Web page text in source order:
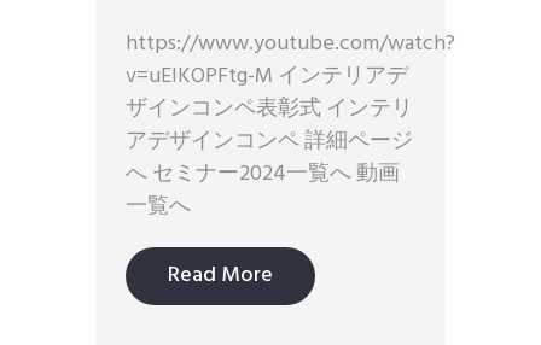
https://www.youtube.com/watch?
v=uEIKOPFtg-M インテリアデ
ザインコンペ表彰式 インテリ
アデザインコンペ 詳細ページ
へ セミナー2024一覧へ 動画
一覧へ
Read More